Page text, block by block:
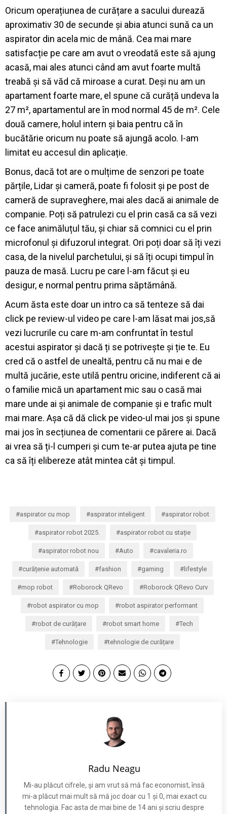
Oricum operațiunea de curățare a sacului durează
aproximativ 30 de secunde și abia atunci sună ca un
aspirator din acela mic de mână. Cea mai mare
satisfacție pe care am avut o vreodată este să ajung
acasă, mai ales atunci când am avut foarte multă
treabă și să văd că miroase a curat. Deși nu am un
apartament foarte mare, el spune că curăță undeva la
27 m², apartamentul are în mod normal 45 de m². Cele
două camere, holul intern și baia pentru că în
bucătărie oricum nu poate să ajungă acolo. I-am
limitat eu accesul din aplicație.
Bonus, dacă tot are o mulțime de senzori pe toate
părțile, Lidar și cameră, poate fi folosit și pe post de
cameră de supraveghere, mai ales dacă ai animale de
companie. Poți să patrulezi cu el prin casă ca să vezi
ce face animăluțul tău, și chiar să comnici cu el prin
microfonul și difuzorul integrat. Ori poți doar să îți vezi
casa, de la nivelul parchetului, și să îți ocupi timpul în
pauza de masă. Lucru pe care l-am făcut și eu
desigur, e normal pentru prima săptămână.
Acum ăsta este doar un intro ca să tenteze să dai
click pe review-ul video pe care l-am lăsat mai jos,să
vezi lucrurile cu care m-am confruntat în testul
acestui aspirator și dacă ți se potrivește și ție te. Eu
cred că o astfel de unealtă, pentru că nu mai e de
multă jucărie, este utilă pentru oricine, indiferent că ai
o familie mică un apartament mic sau o casă mai
mare unde ai și animale de companie și e trafic mult
mai mare. Așa că dă click pe video-ul mai jos și spune
mai jos în secțiunea de comentarii ce părere ai. Dacă
ai vrea să ți-l cumperi și cum te-ar putea ajuta pe tine
ca să îți elibereze atât mintea cât și timpul.
aspirator cu mop aspirator inteligent aspirator robot
aspirator robot 2025. aspirator robot cu stație
aspirator robot nou Auto cavaleria.ro
curățenie automată fashion gaming lifestyle
mop robot Roborock QRevo Roborock QRevo Curv
robot aspirator cu mop robot aspirator performant
robot de curățare robot smart home Tech
Tehnologie tehnologie de curățare
Radu Neagu
Mi-au plăcut cifrele, și am vrut să mă fac economist, însă
mi-a plăcut mai mult să mă joc doar cu 1 și 0, mai exact cu
tehnologia. Fac asta de mai bine de 14 ani și scriu despre